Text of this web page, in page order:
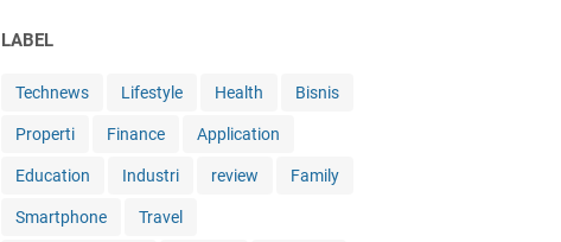
LABEL
Technews Lifestyle Health Bisnis
Properti Finance Application
Education Industri review Family
Smartphone Travel